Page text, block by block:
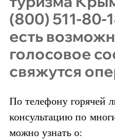
(800) 511-80-
есть
голосовое
свяжутся
По телефону горячей
консультацию по
можно узнать о: